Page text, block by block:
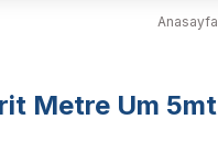
Anasayfa
Metre Um 5mt